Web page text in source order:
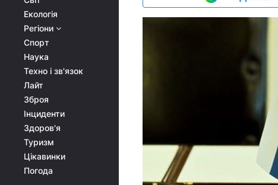
Екологія
Регіони
Спорт
Наука
Техно і зв'язок
Лайт
Зброя
Інциденти
Здоров'я
Туризм
Цікавинки
Погода